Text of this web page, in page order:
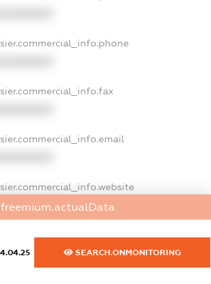
freemium.actualData
SEARCH.ONMONITORING